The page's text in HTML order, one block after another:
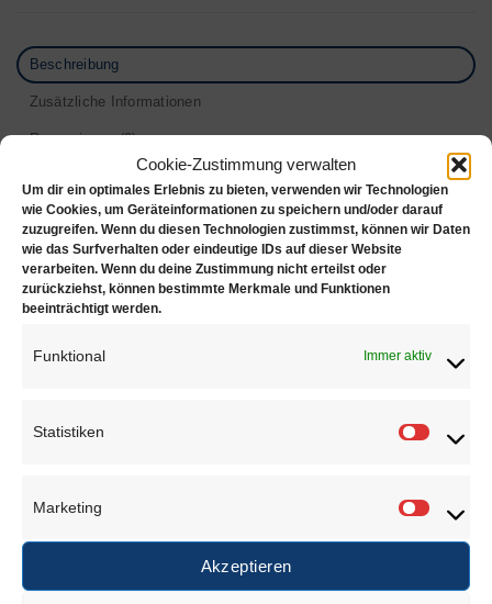
Cookie-Zustimmung verwalten
Um dir ein optimales Erlebnis zu bieten, verwenden wir Technologien
wie Cookies, um Geräteinformationen zu speichern und/oder darauf
zuzugreifen. Wenn du diesen Technologien zustimmst, können wir Daten
wie das Surfverhalten oder eindeutige IDs auf dieser Website
verarbeiten. Wenn du deine Zustimmung nicht erteilst oder
zurückziehst, können bestimmte Merkmale und Funktionen
beeinträchtigt werden.
Funktional Immer aktiv
Statistiken
Marketing
Akzeptieren
Beschreibung
Zusätzliche Informationen
Rezensionen (0)
Rundzange Standard
Kunststoff überzogen (Farbe kann vom Bild
abweichen)
Ausführung: Ohne Feder
ÄHNLICHE PRODUKTE